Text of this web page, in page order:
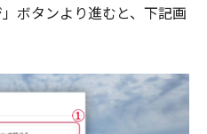
ボタンより進むと、下記画